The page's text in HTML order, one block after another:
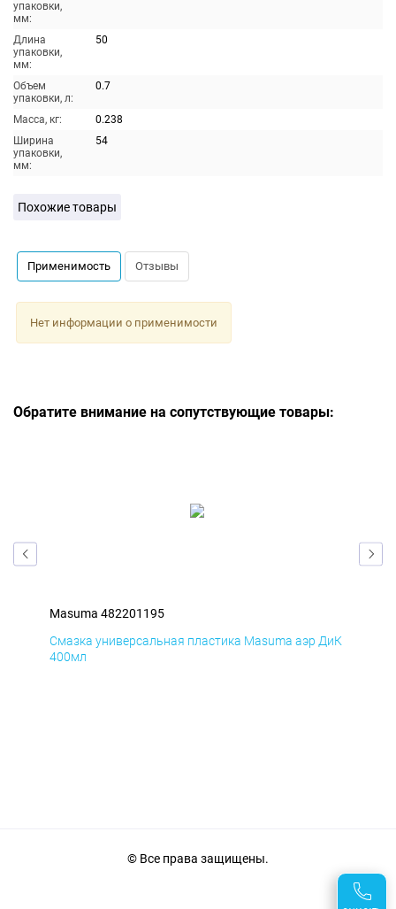
упаковки,
мм:
Длина
упаковки,
мм:
50
Объем
упаковки, л:
0.7
Масса, кг:
0.238
Ширина
упаковки,
мм:
54
Похожие товары
Применимость Отзывы
Нет информации о применимости
Обратите внимание на сопутствующие товары:
Masuma 482201195
Смазка универсальная пластика Masuma аэр ДиК
400мл
© Все права защищены.